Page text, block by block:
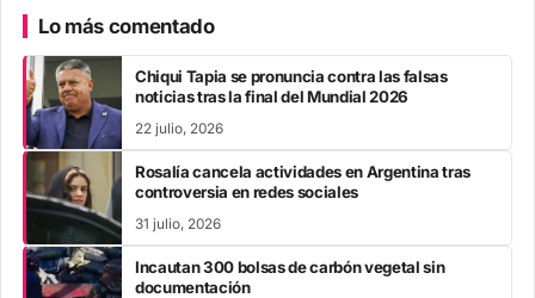
Lo más comentado
Chiqui Tapia se pronuncia contra las falsas
noticias tras la final del Mundial 2026
22 julio, 2026
Rosalía cancela actividades en Argentina tras
controversia en redes sociales
31 julio, 2026
Incautan 300 bolsas de carbón vegetal sin
documentación